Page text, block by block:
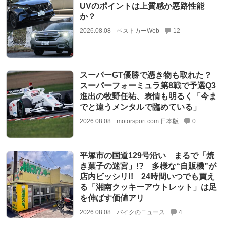
UVのポイントは上質感か悪路性能
か？
2026.08.08 ベストカーWeb 12
スーパーGT優勝で憑き物も取れた？
スーパーフォーミュラ第8戦で予選Q3
進出の牧野任祐、表情も明るく「今ま
でと違うメンタルで臨めている」
2026.08.08 motorsport.com 日本版 0
平塚市の国道129号沿い まるで「焼
き菓子の迷宮」!? 多様な“自販機”が
店内ビッシリ!! 24時間いつでも買え
る「湘南クッキーアウトレット」は足
を伸ばす価値アリ
2026.08.08 バイクのニュース 4